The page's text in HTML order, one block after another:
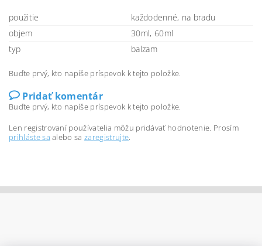
použitie
každodenné, na bradu
objem
30ml, 60ml
typ
balzam
Buďte prvý, kto napíše príspevok k tejto položke.
Pridať komentár
Buďte prvý, kto napíše príspevok k tejto položke.
Len registrovaní používatelia môžu pridávať hodnotenie. Prosím
prihláste sa alebo sazaregistrujte.